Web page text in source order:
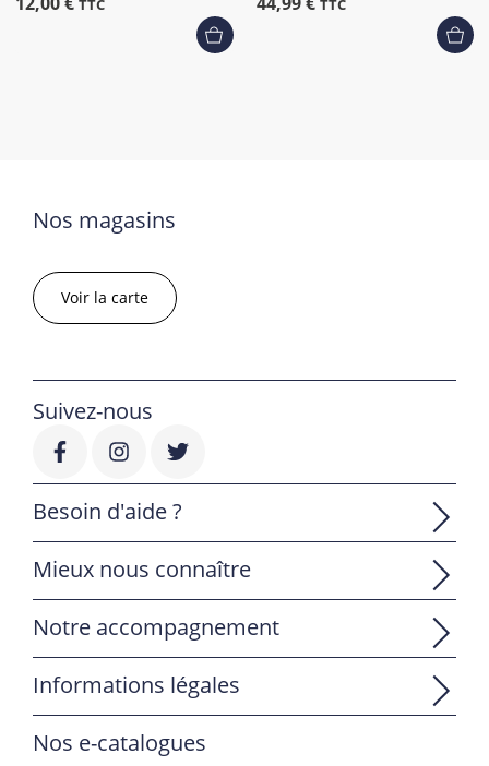
Nos magasins
Voir la carte
Suivez-nous
Besoin d'aide ?
Mieux nous connaître
Notre accompagnement
Informations légales
Nos e-catalogues